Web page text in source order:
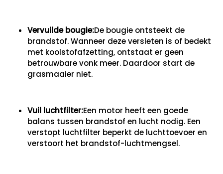
Vervuilde bougie:De bougie ontsteekt de
brandstof. Wanneer deze versleten is of bedekt
met koolstofafzetting, ontstaat er geen
betrouwbare vonk meer. Daardoor start de
grasmaaier niet.
Vuil luchtfilter:Een motor heeft een goede
balans tussen brandstof en lucht nodig. Een
verstopt luchtfilter beperkt de luchttoevoer en
verstoort het brandstof-luchtmengsel.